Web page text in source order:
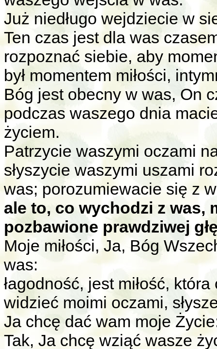
Już niedługo wejdziecie w
Ten czas jest dla was
rozpoznać siebie, aby
był momentem miłości,
Bóg jest obecny w was, On
podczas waszego dnia
życiem.
Patrzycie waszymi oczami
słyszycie waszymi uszami
was; porozumiewacie się z
ale to, co wychodzi z was,
pozbawione prawdziwej
Moje miłości, Ja, Bóg
was:
łagodność, jest miłość,
widzieć moimi oczami,
Ja chcę dać wam moje
Tak, Ja chcę wziąć wasze